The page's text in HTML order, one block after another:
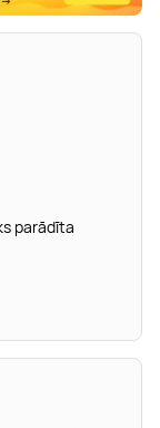
parādīta